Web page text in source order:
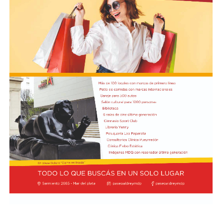
«El preconteo es un dato que aún no es oficial ni
vinculante», sostuvo el candidato, quien insistió en que
se revisarán distintas actas electorales antes de aceptar
el resultado definitivo.
Por su parte, el presidente Gustavo Petro denunció la
existencia de supuestas irregularidades durante la
jornada electoral.
«Aún no se puede saber quién es el presidente y hay
muchas irregularidades», expresó el mandatario en sus
redes sociales, al tiempo que solicitó revisar las mesas
que no cuentan con la firma de los jurados electorales.
Según los datos preliminares, De la Espriella consiguió
12.945.490 votos, mientras que Cepeda alcanzó
12.698.334 sufragios.